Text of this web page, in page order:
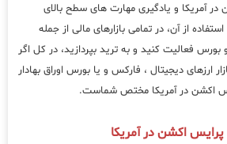
در آمریکا و یادگیری مهارت های سطح بالای
از آن، در تمامی بازارهای مالی از جمله
بورس فعالیت کنید و به ترید بپردازید، در کل اگر
ارزهای دیجیتال ، فارکس و یا بورس اوراق بهادار
اکشن در آمریکا مختص شماست.
اکشن در آمریکا